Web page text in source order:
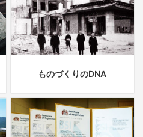
ものづくりのDNA